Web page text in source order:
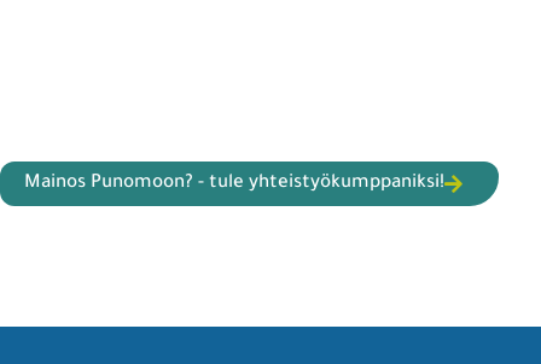
Mainos Punomoon? - tule yhteistyökumppaniksi!